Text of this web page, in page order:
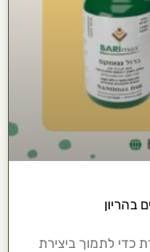
בהריון
כדי לתמוך ביצירת